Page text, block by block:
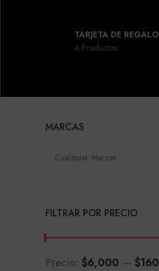
TARJETA DE REGALO
4 Productos
MARCAS
Cualquier Marcas
FILTRAR POR PRECIO
Precio: $6,000 —